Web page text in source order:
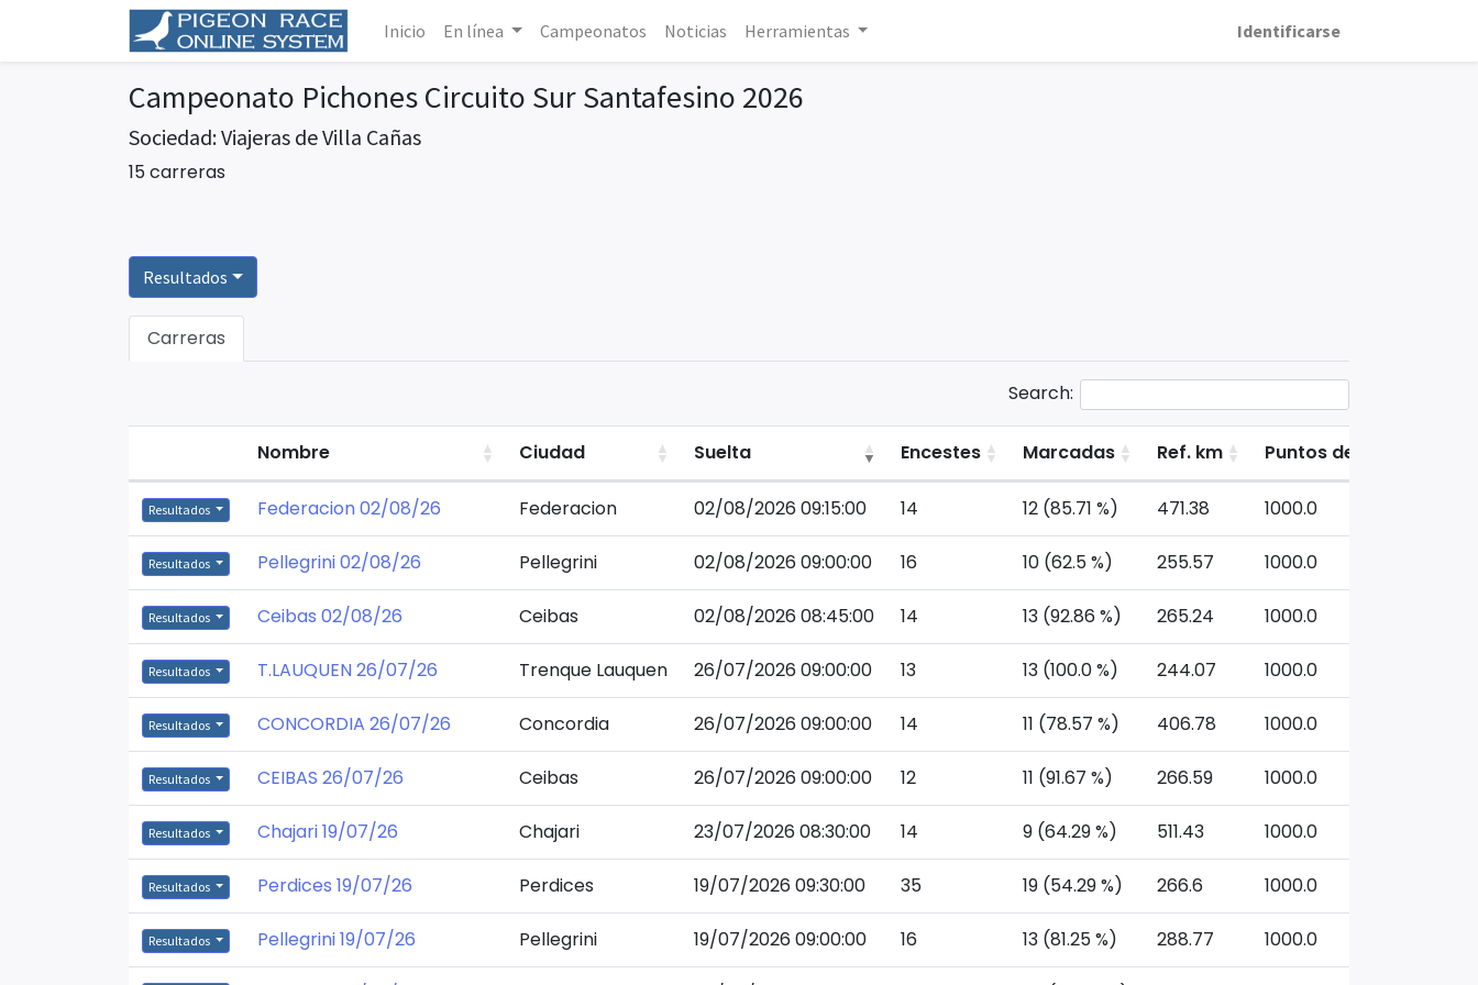
Inicio En línea Campeonatos Noticias Herramientas Identificarse
Campeonato Pichones Circuito Sur Santafesino 2026
Sociedad: Viajeras de Villa Cañas
15 carreras
Resultados
Carreras
Search:
Nombre Ciudad Suelta Encestes Marcadas Ref. km Puntos de la primera
Resultados Federacion 02/08/26 Federacion 02/08/2026 09:15:00 14 12 (85.71 %) 471.38 1000.0
Resultados Pellegrini 02/08/26 Pellegrini 02/08/2026 09:00:00 16 10 (62.5 %) 255.57 1000.0
Resultados Ceibas 02/08/26 Ceibas 02/08/2026 08:45:00 14 13 (92.86 %) 265.24 1000.0
Resultados T.LAUQUEN 26/07/26 Trenque Lauquen 26/07/2026 09:00:00 13 13 (100.0 %) 244.07 1000.0
Resultados CONCORDIA 26/07/26 Concordia 26/07/2026 09:00:00 14 11 (78.57 %) 406.78 1000.0
Resultados CEIBAS 26/07/26 Ceibas 26/07/2026 09:00:00 12 11 (91.67 %) 266.59 1000.0
Resultados Chajari 19/07/26 Chajari 23/07/2026 08:30:00 14 9 (64.29 %) 511.43 1000.0
Resultados Perdices 19/07/26 Perdices 19/07/2026 09:30:00 35 19 (54.29 %) 266.6 1000.0
Resultados Pellegrini 19/07/26 Pellegrini 19/07/2026 09:00:00 16 13 (81.25 %) 288.77 1000.0